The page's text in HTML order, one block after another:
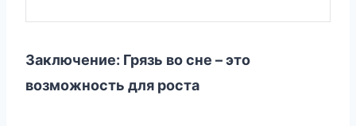
Заключение: Грязь во сне – это
возможность для роста